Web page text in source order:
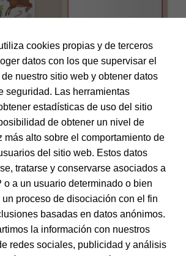
Navidad – Tamaño 11,5 x 17
- Camino de Madrid, 14
• Humanes de Madrid (Madrid)
ESPAÑA
cookies propias y de terceros
datos con los que supervisar el
nuestro sitio web y obtener datos
seguridad. Las herramientas
estadísticas de uso del sitio
de obtener un nivel de
más alto sobre el comportamiento de
del sitio web. Estos datos
tratarse y conservarse asociados a
o a un usuario determinado o bien
proceso de disociación con el fin
basadas en datos anónimos.
la información con nuestros
redes sociales, publicidad y análisis